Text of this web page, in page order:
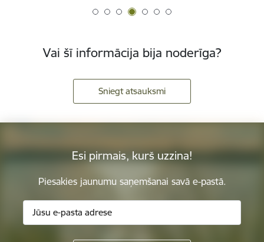
Vai šī informācija bija noderīga?
Sniegt atsauksmi
Esi pirmais, kurš uzzina!
Piesakies jaunumu saņemšanai savā e-pastā.